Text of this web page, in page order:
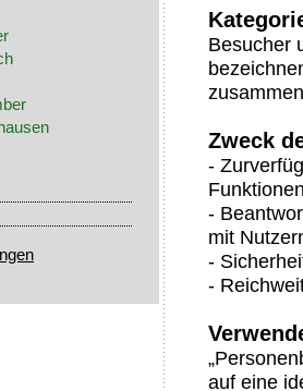
Besucher
Zweck
-
-
mit
-
-
auf eine